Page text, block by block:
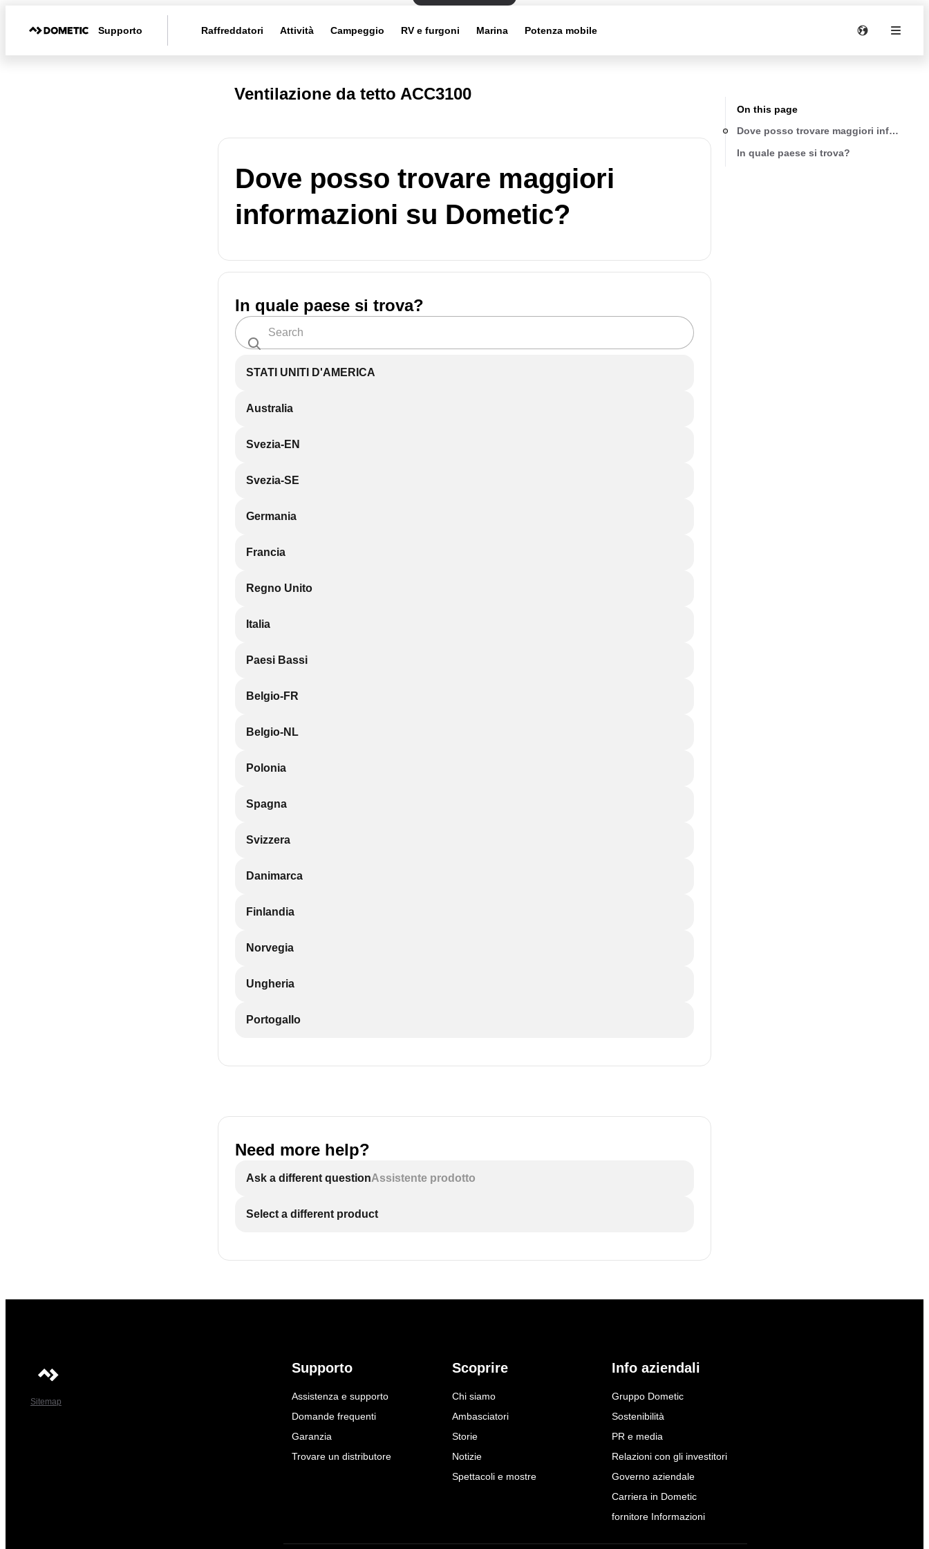
Supporto Raffreddatori Attività Campeggio RV e furgoni Marina Potenza mobile
Ventilazione da tetto ACC3100
Dove posso trovare maggiori
informazioni su Dometic?
In quale paese si trova?
STATI UNITI D'AMERICA
Australia
Svezia-EN
Svezia-SE
Germania
Francia
Regno Unito
Italia
Paesi Bassi
Belgio-FR
Belgio-NL
Polonia
Spagna
Svizzera
Danimarca
Finlandia
Norvegia
Ungheria
Portogallo
Need more help?
Ask a different questionAssistente prodotto
Select a different product
On this page
Dove posso trovare maggiori
In quale paese si trova?
Sitemap
Supporto
Assistenza e supporto
Domande frequenti
Garanzia
Trovare un distributore
Scoprire
Chi siamo
Ambasciatori
Storie
Notizie
Spettacoli e mostre
Info aziendali
Gruppo Dometic
Sostenibilità
PR e media
Relazioni con gli investitori
Governo aziendale
Carriera in Dometic
fornitore Informazioni